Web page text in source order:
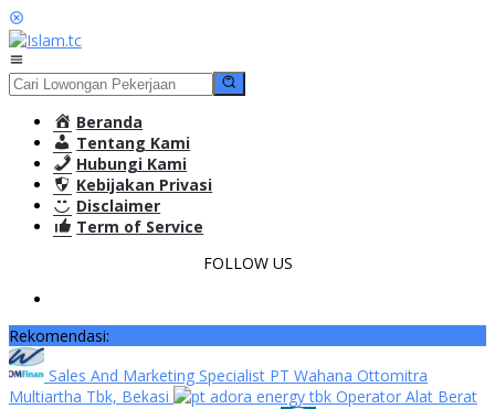
Loncat
ke
konten
Mobile
Beranda
Tentang Kami
Hubungi Kami
Kebijakan Privasi
Disclaimer
Term of Service
FOLLOW US
Rekomendasi:
Sales And Marketing Specialist PT Wahana Ottomitra
Multiartha Tbk, Bekasi
Operator Alat Berat